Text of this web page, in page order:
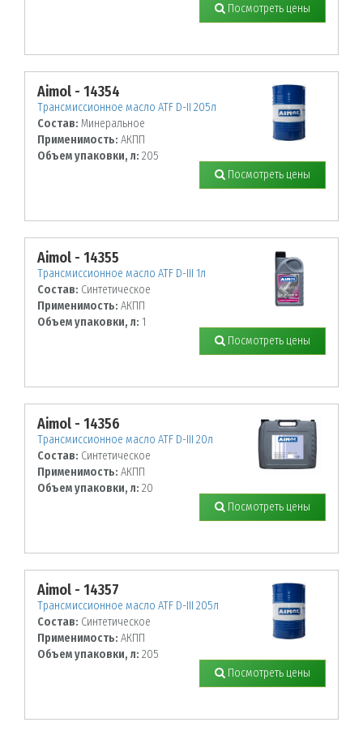
Посмотреть цены
Aimol - 14354
Трансмиссионное масло ATF D-II 205л
Состав: Минеральное
Применимость: АКПП
Объем упаковки, л: 205
Посмотреть цены
Aimol - 14355
Трансмиссионное масло ATF D-III 1л
Состав: Синтетическое
Применимость: АКПП
Объем упаковки, л: 1
Посмотреть цены
Aimol - 14356
Трансмиссионное масло ATF D-III 20л
Состав: Синтетическое
Применимость: АКПП
Объем упаковки, л: 20
Посмотреть цены
Aimol - 14357
Трансмиссионное масло ATF D-III 205л
Состав: Синтетическое
Применимость: АКПП
Объем упаковки, л: 205
Посмотреть цены